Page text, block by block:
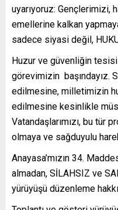
uyarıyoruz: Gençlerimizi,
emellerine kalkan
sadece siyasi değil,
Huzur ve güvenliğin
görevimizin başındayız.
edilmesine, milletimizin
edilmesine kesinlikle
Vatandaşlarımızı, bu tür
olmaya ve sağduyulu
Anayasa’mızın 34.
almadan, SİLAHSIZ ve
yürüyüşü düzenleme